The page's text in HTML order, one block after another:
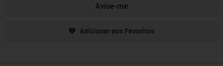
Avise-me
Adicionar aos Favoritos